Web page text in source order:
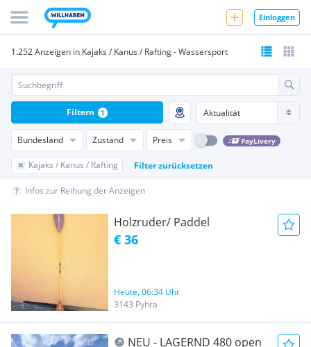
Einloggen
1.252 Anzeigen in Kajaks / Kanus / Rafting - Wassersport
Bundesland Zustand Preis PayLivery
Kajaks / Kanus / Rafting Filter zurücksetzen
Filtern 1
Infos zur Reihung der Anzeigen
Holzruder/ Paddel
€ 36
Heute, 06:34 Uhr
3143 Pyhra
NEU - LAGERND 480 open